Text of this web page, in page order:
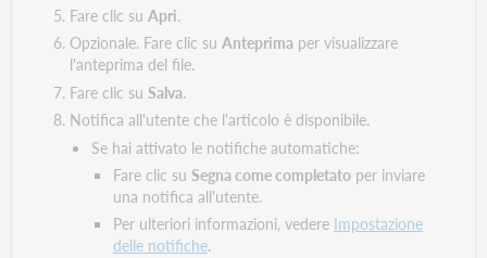
Fare clic su Apri.
Opzionale. Fare clic su Anteprima per visualizzare
l'anteprima del file.
Fare clic su Salva.
Notifica all'utente che l'articolo è disponibile.
Se hai attivato le notifiche automatiche:
Fare clic su Segna come completatoper inviare
una notifica all'utente.
Per ulteriori informazioni, vedere Impostazione
delle notifiche.